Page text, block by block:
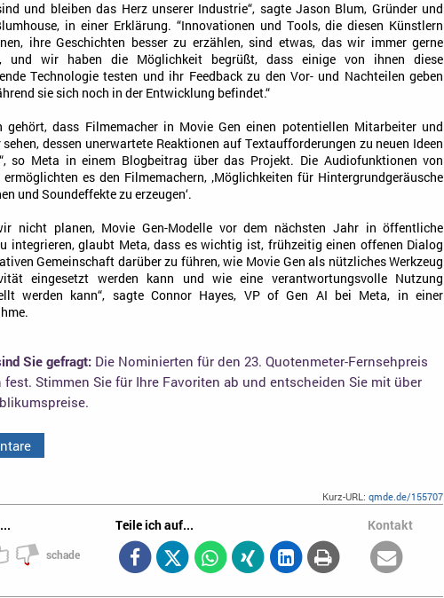
und bleiben das Herz unserer Industrie“, sagte Jason Blum, Gründer und
in einer Erklärung. “Innovationen und Tools, die diesen Künstlern
ihre Geschichten besser zu erzählen, sind etwas, das wir immer gerne
und wir haben die Möglichkeit begrüßt, dass einige von ihnen diese
Technologie testen und ihr Feedback zu den Vor- und Nachteilen geben
sie sich noch in der Entwicklung befindet.“
gehört, dass Filmemacher in Movie Gen einen potentiellen Mitarbeiter und
sehen, dessen unerwartete Reaktionen auf Textaufforderungen zu neuen Ideen
so Meta in einem Blogbeitrag über das Projekt. Die Audiofunktionen von
ermöglichten es den Filmemachern, ‚Möglichkeiten für Hintergrundgeräusche
und Soundeffekte zu erzeugen‘.
nicht planen, Movie Gen-Modelle vor dem nächsten Jahr in öffentliche
integrieren, glaubt Meta, dass es wichtig ist, frühzeitig einen offenen Dialog
Gemeinschaft darüber zu führen, wie Movie Gen als nützliches Werkzeug
eingesetzt werden kann und wie eine verantwortungsvolle Nutzung
werden kann“, sagte Connor Hayes, VP of Gen AI bei Meta, in einer
Sie gefragt:Die Nominierten für den 23. Quotenmeter-Fernsehpreis
fest. Stimmen Sie für Ihre Favoriten ab und entscheiden Sie mit über
Kurz-URL:qmde.de/155707
schade
Teile ich auf... Kontakt